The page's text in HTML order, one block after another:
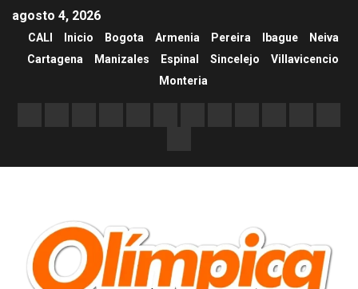
agosto 4, 2026
CALI Inicio Bogota Armenia Pereira Ibague
Neiva
Cartagena
Manizales Espinal Sincelejo
Villavicencio
Monteria